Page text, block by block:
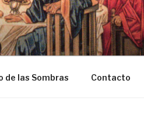
de las Sombras Contacto